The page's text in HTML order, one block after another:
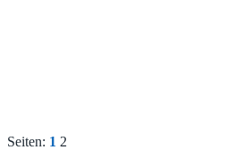
Seiten: 1 2